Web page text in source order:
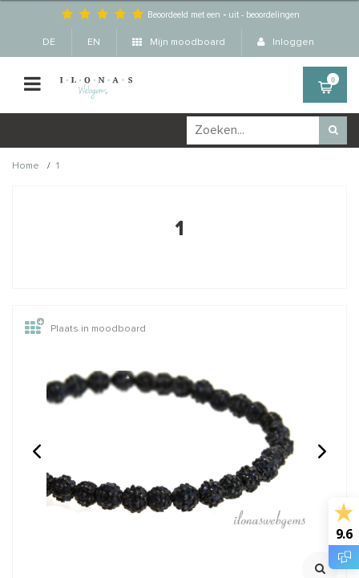
Beoordeeld met een - uit -beoordelingen
DE EN Mijn moodboard Inloggen
0
Home / 1
producten ook interessant
14/20 Gold filled kralen
rond van: 2 t/m 12mm
14/20 Gold filled
knijpkraaltjes buis ca.
2x2mm
Rijggat ca. 1.2mm
Klik voor staffelkorting
1
Plaats in moodboard
9.6